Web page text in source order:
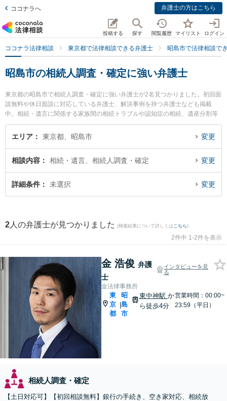
ココナラへ 弁護士の方はこちら
投稿する 探す 閲覧履歴 マイリスト ログイン
ココナラ法律相談 東京都で法律相談できる弁護士 昭島市で法律相談で
昭島市の相続人調査・確定に強い弁護士
東京都の昭島市で相続人調査・確定に強い弁護士が2名見つかりました。初回面
談無料や休日面談に対応している弁護士、解決事例を持つ弁護士なども掲載
中。相続・遺言に関係する家族間の相続トラブルや認知症の相続、遺産分割等
の細かな分野での絞り込み検索もでき便利です。特に金法律事務所の金 浩俊弁
護士や多摩Kollect法律事務所の永戸 考弁護士のプロフィール情報や弁護士費
ラブル解決の実績豊富な近くの弁護士を検索したい』『初回相談無料で相続人
調査・確定を法律相談できる昭島市内の弁護士に相談予約したい』などでお困
りの相談者さんにおすすめです。
エリア 東京都、昭島市 変更
相談内容 相続・遺言、相続人調査・確定 変更
詳細条件 未選択 変更
2 人の弁護士が見つかりました (検索結果について詳しくは こちら)
2件中 1-2件を表示
金 浩俊 弁護
士
インタビューを見
る
金法律事務所
東
京
都
|
昭
島
市
東中神駅 か
ら徒歩4分
営業時間：00:00~
23:59（平日）
相続人調査・確定
【土日対応可】【初回相談無料】銀行の手続き、空き家対応、相続放